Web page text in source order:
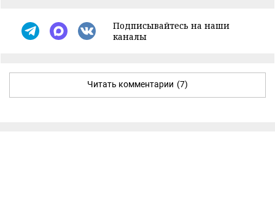
Подписывайтесь на наши
каналы
Читать комментарии (7)